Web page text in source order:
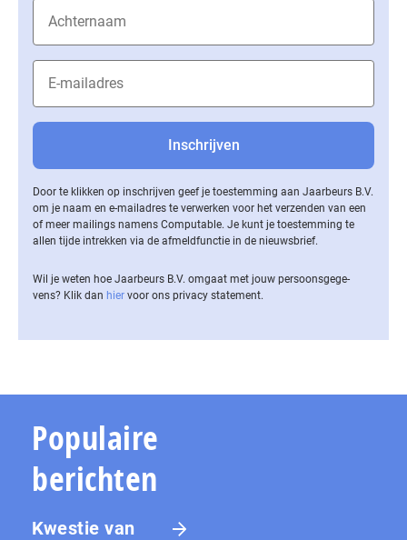
Door te klikken op inschrijven geef je toestemming aan Jaarbeurs B.V.
om je naam en e-mailadres te verwerken voor het verzenden van een
of meer mailings namens Computable. Je kunt je toestemming te
allen tijde intrekken via de af­meld­func­tie in de nieuwsbrief.
Wil je weten hoe Jaarbeurs B.V. omgaat met jouw per­soons­ge­ge­
vens? Klik dan hier voor ons privacy statement.
Populaire
berichten
Kwestie van